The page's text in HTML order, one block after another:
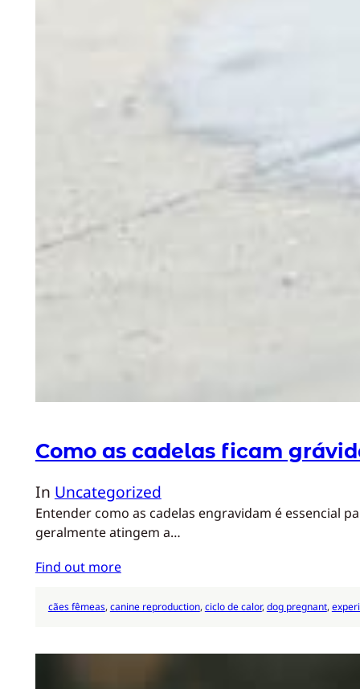
Como as cadelas ficam
In Uncategorized
Entender como as cadelas engravidam é essencial
geralmente atingem a…
Find out more
cães fêmeas, canine reproduction, ciclo de calor, dog pregnant,